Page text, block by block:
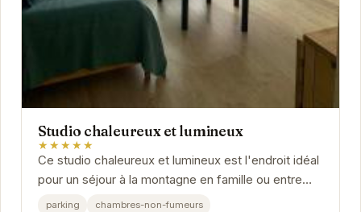
Studio chaleureux et lumineux
★★★★★
Ce studio chaleureux et lumineux est l'endroit idéal
pour un séjour à la montagne en famille ou entre
amis. Son emplacement privilégié à...
parking chambres-non-fumeurs